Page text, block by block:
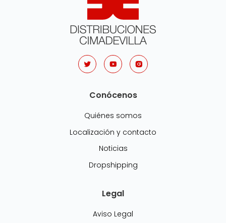
Conócenos
Quiénes somos
Localización y contacto
Noticias
Dropshipping
Legal
Aviso Legal